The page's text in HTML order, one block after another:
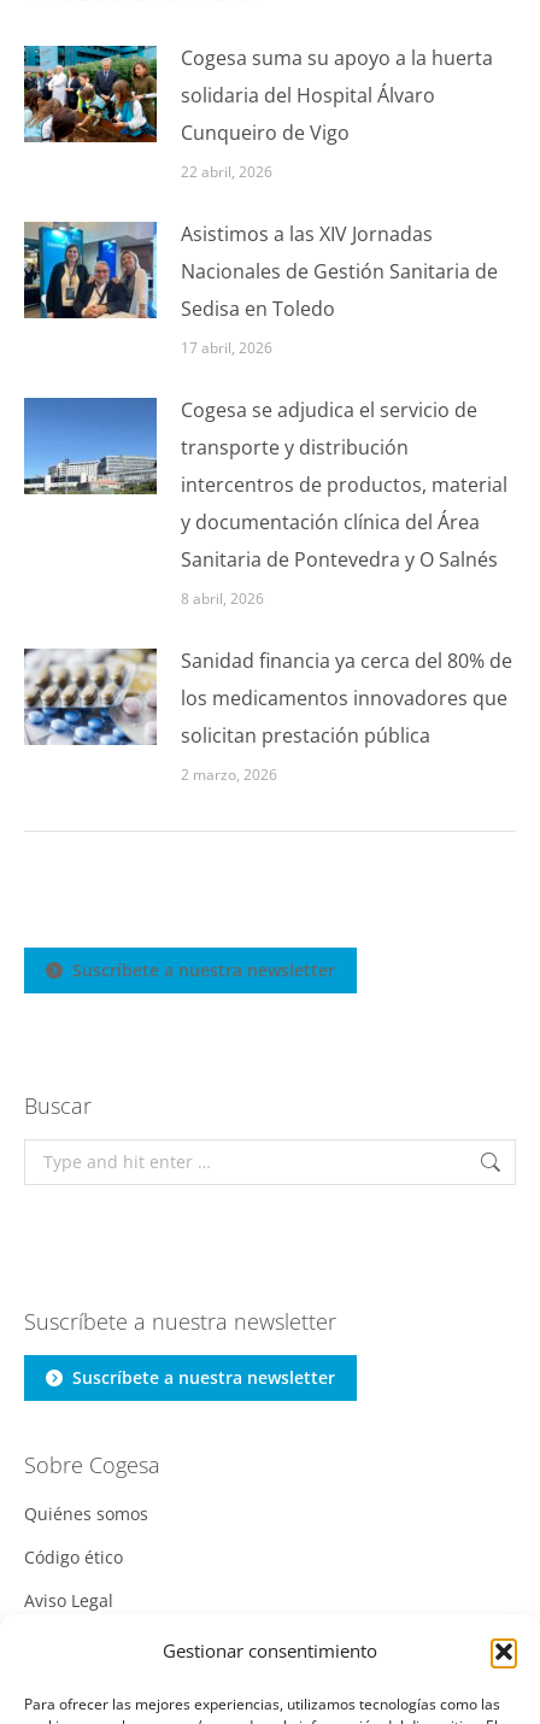
Gestionar consentimiento
Para ofrecer las mejores experiencias, utilizamos tecnologías como las
Cogesa suma su apoyo a la huerta
solidaria del Hospital Álvaro
Cunqueiro de Vigo
22 abril, 2026
Asistimos a las XIV Jornadas
Nacionales de Gestión Sanitaria de
Sedisa en Toledo
17 abril, 2026
Cogesa se adjudica el servicio de
transporte y distribución
intercentros de productos, material
y documentación clínica del Área
Sanitaria de Pontevedra y O Salnés
8 abril, 2026
Sanidad financia ya cerca del 80% de
los medicamentos innovadores que
solicitan prestación pública
2 marzo, 2026
Suscríbete a nuestra newsletter
Buscar
Search:
Suscríbete a nuestra newsletter
Suscríbete a nuestra newsletter
Sobre Cogesa
Quiénes somos
Código ético
Aviso Legal
Política de Cookies